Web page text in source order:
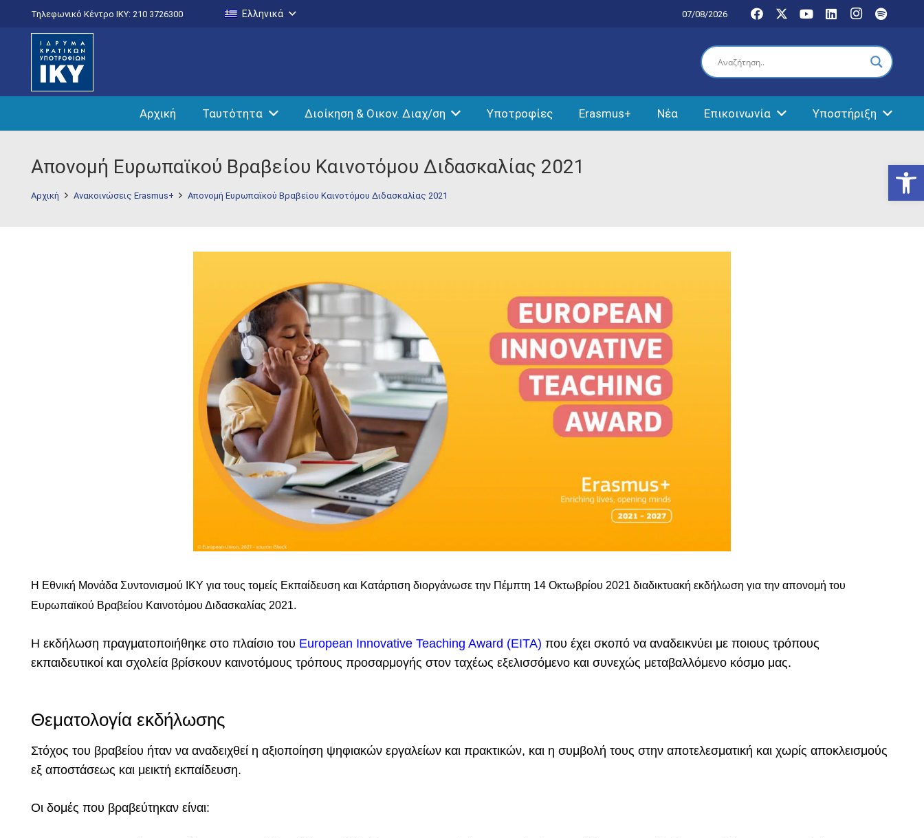
Τηλεφωνικό Κέντρο IKY: 210 3726300 Ελληνικά 07/08/2026
Αρχική Ταυτότητα Διοίκηση & Οικον. Διαχ/ση Υποτροφίες Erasmus+ Νέα Επικοινωνία Υποστήριξη
Απονομή Ευρωπαϊκού Βραβείου Καινοτόμου Διδασκαλίας 2021
Αρχική Ανακοινώσεις Erasmus+ Απονομή Ευρωπαϊκού Βραβείου Καινοτόμου Διδασκαλίας 2021
Η Εθνική Μονάδα Συντονισμού ΙΚΥ για τους τομείς Εκπαίδευση και Κατάρτιση διοργάνωσε την Πέμπτη 14 Οκτωβρίου 2021 διαδικτυακή εκδήλωση για την απονομή του
Ευρωπαϊκού Βραβείου Καινοτόμου Διδασκαλίας 2021.
Η εκδήλωση πραγματοποιήθηκε στο πλαίσιο του European Innovative Teaching Award (EITA) που έχει σκοπό να αναδεικνύει με ποιους τρόπους
εκπαιδευτικοί και σχολεία βρίσκουν καινοτόμους τρόπους προσαρμογής στον ταχέως εξελισσόμενο και συνεχώς μεταβαλλόμενο κόσμο μας.
Θεματολογία εκδήλωσης
Στόχος του βραβείου ήταν να αναδειχθεί η αξιοποίηση ψηφιακών εργαλείων και πρακτικών, και η συμβολή τους στην αποτελεσματική και χωρίς αποκλεισμούς
εξ αποστάσεως και μεικτή εκπαίδευση.
Οι δομές που βραβεύτηκαν είναι: